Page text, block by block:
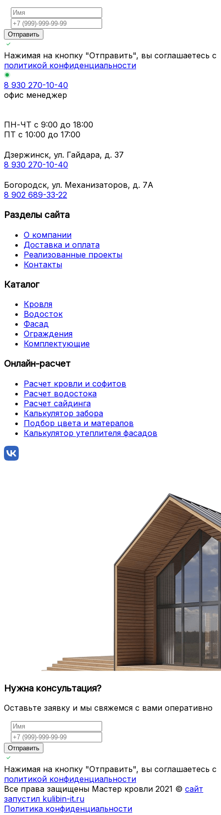
Отправить
Нажимая на кнопку "Отправить", вы соглашаетесь с
политикой конфиденциальности
8 930 270-10-40
офис менеджер
ПН-ЧТ с 9:00 до 18:00
ПТ с 10:00 до 17:00
Дзержинск, ул. Гайдара, д. 37
8 930 270-10-40
Богородск, ул. Механизаторов, д. 7А
8 902 689-33-22
Разделы сайта
О компании
Доставка и оплата
Реализованные проекты
Контакты
Каталог
Кровля
Водосток
Фасад
Ограждения
Комплектующие
Онлайн-расчет
Расчет кровли и софитов
Расчет водостока
Расчет сайдинга
Калькулятор забора
Подбор цвета и матералов
Калькулятор утеплителя фасадов
Нужна консультация?
Оставьте заявку и мы свяжемся с вами оперативно
Отправить
Нажимая на кнопку "Отправить", вы соглашаетесь с
политикой конфиденциальности
Все права защищены Мастер кровли 2021 © сайт
запустил kulibin-it.ru
Политика конфиденциальности